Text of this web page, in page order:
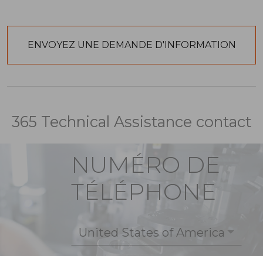
365 Technical Assistance contact
NUMÉRO DE
TÉLÉPHONE
United States of America